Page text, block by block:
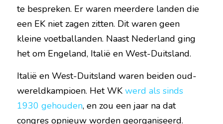
te bespreken. Er waren meerdere landen die
een EK niet zagen zitten. Dit waren geen
kleine voetballanden. Naast Nederland ging
het om Engeland, Italië en West-Duitsland.
Italië en West-Duitsland waren beiden oud-
wereldkampioen. Het WK werd als sinds
1930 gehouden, en zou een jaar na dat
congres opnieuw worden georganiseerd.